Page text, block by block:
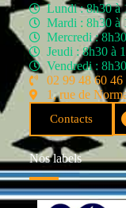
Lundi : 8h30 à
Mardi : 8h30 à
Mercredi :
Jeudi : 8h30 à
Vendredi :
02 99 48 60 46
1, rue de
Contacts
Nos labels